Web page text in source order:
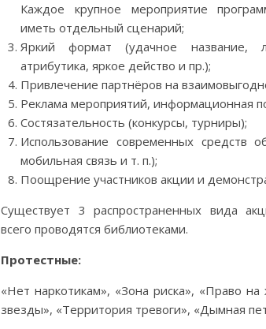
Каждое крупное мероприятие
иметь отдельный сценарий;
Яркий формат (удачное название,
атрибутика, яркое действо и пр.);
Привлечение партнёров на
Реклама мероприятий, информационная
Состязательность (конкурсы, турниры);
Использование современных средств
мобильная связь и т. п.);
Поощрение участников акции и
Существует 3 распространенных вида
всего проводятся библиотеками.
Протестные:
«Нет наркотикам», «Зона риска», «Право
звезды», «Территория тревоги», «Дымная